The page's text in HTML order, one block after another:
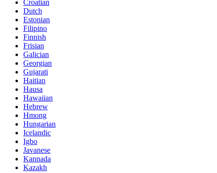
Croatian
Dutch
Estonian
Filipino
Finnish
Frisian
Galician
Georgian
Gujarati
Haitian
Hausa
Hawaiian
Hebrew
Hmong
Hungarian
Icelandic
Igbo
Javanese
Kannada
Kazakh